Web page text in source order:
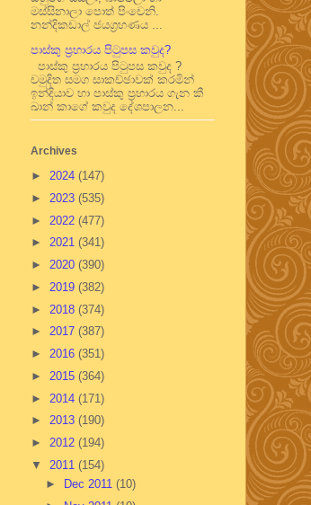
මස්සිනාලා පොත් පිංචෙනි.
නන්දිකඩාල් ජයග්‍රහණය ...
පාස්කු ප්‍රහාරය පිටුපස කවුද?
පාස්කු ප්‍රහාරය පිටුපස කවුද ?
චමුදිත සමග සාකච්ඡාවක් කරමින්
ඉන්දියාව හා පාස්කු ප්‍රහාරය ගැන කී
ඛාන් කාගේ කවුද දේශපාලන...
Archives
► 2024 (147)
► 2023 (535)
► 2022 (477)
► 2021 (341)
► 2020 (390)
► 2019 (382)
► 2018 (374)
► 2017 (387)
► 2016 (351)
► 2015 (364)
► 2014 (171)
► 2013 (190)
► 2012 (194)
▼ 2011 (154)
►
Dec 2011 (10)